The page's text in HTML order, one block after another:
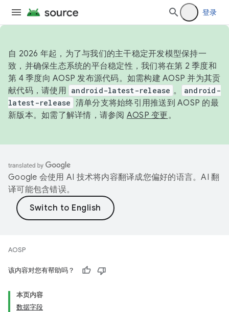
登录
自 2026 年起，为了与我们的主干稳定开发模型保持一
致，并确保生态系统的平台稳定性，我们将在第 2 季度和
第 4 季度向 AOSP 发布源代码。如需构建 AOSP 并为其贡
献代码，请使用 android-latest-release 。
android-
latest-release 清单分支将始终引用推送到 AOSP 的最
新版本。如需了解详情，请参阅 AOSP 变更。
Google 会使用 AI 技术将内容翻译成您偏好的语言。AI 翻
译可能包含错误。
AOSP
该内容对您有帮助吗？
本页内容
数据字段